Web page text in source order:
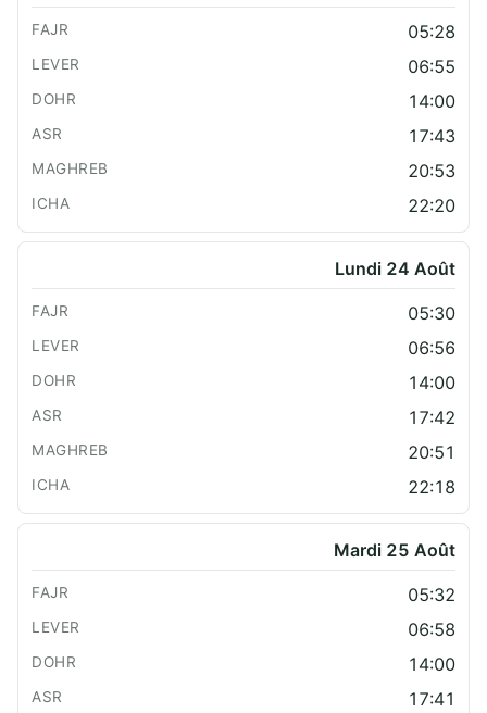
05:28
06:55
14:00
17:43
20:53
22:20
Lundi 24 Août
05:30
06:56
14:00
17:42
20:51
22:18
Mardi 25 Août
05:32
06:58
14:00
17:41